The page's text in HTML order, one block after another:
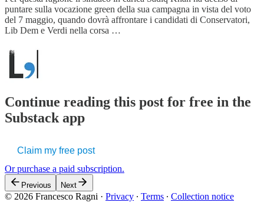
puntare sulla vocazione green della sua campagna in vista del voto
del 7 maggio, quando dovrà affrontare i candidati di Conservatori,
Lib Dem e Verdi nella corsa …
Continue reading this post for free in the
Substack app
Claim my free post
Or purchase a paid subscription.
Previous Next
© 2026 Francesco Ragni · Privacy ∙ Terms ∙ Collection notice